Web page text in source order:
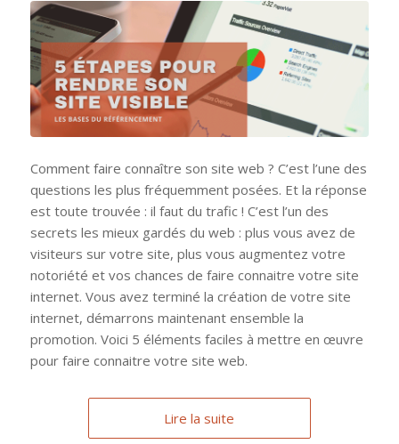
Comment faire connaître son site web ? C’est l’une des
questions les plus fréquemment posées. Et la réponse
est toute trouvée : il faut du trafic ! C’est l’un des
secrets les mieux gardés du web : plus vous avez de
visiteurs sur votre site, plus vous augmentez votre
notoriété et vos chances de faire connaitre votre site
internet. Vous avez terminé la création de votre site
internet, démarrons maintenant ensemble la
promotion. Voici 5 éléments faciles à mettre en œuvre
pour faire connaitre votre site web.
Lire la suite